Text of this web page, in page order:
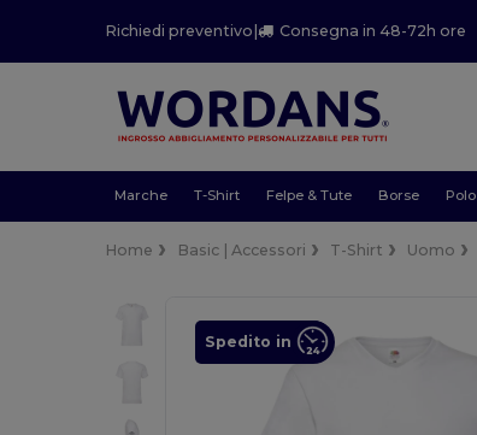
Richiedi preventivo | Consegna in 48-72h ore
Marche T-Shirt Felpe & Tute Borse Polo
Home Basic | Accessori T-Shirt Uomo
Spedito in